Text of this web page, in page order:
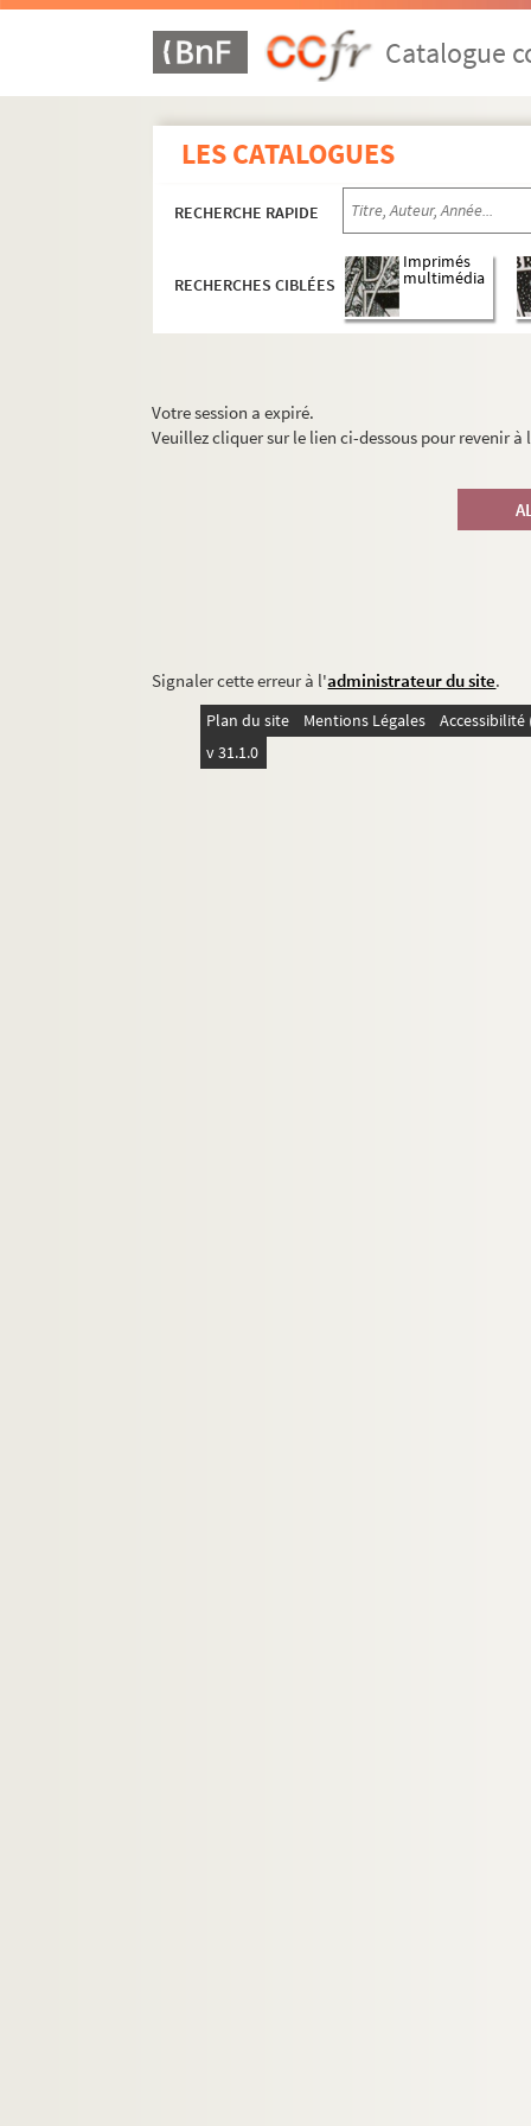
Catalogue
LES CATALOGUES
RECHERCHE RAPIDE
RECHERCHES CIBLÉES
Imprimés
multimédia
Votre session a expiré.
Veuillez cliquer sur le lien ci-dessous pour revenir
Signaler cette erreur à l'administrateur du site.
Plan du site Mentions Légales
v 31.1.0